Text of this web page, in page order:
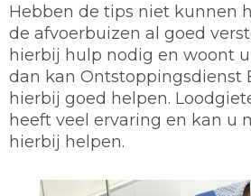
Hebben de tips niet kunnen
de afvoerbuizen al goed
hierbij hulp nodig en woont
dan kan Ontstoppingsdienst
hierbij goed helpen.
heeft veel ervaring en kan u
hierbij helpen.